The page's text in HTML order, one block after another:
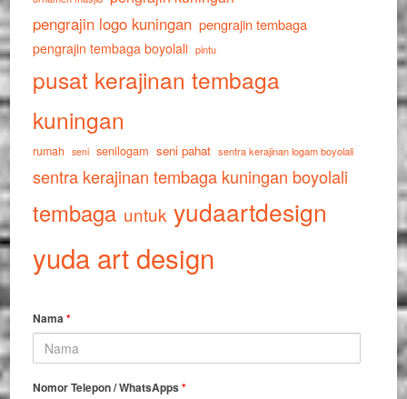
pengrajin logo kuningan pengrajin tembaga
pengrajin tembaga boyolali pintu
pusat kerajinan tembaga
kuningan
rumah seni senilogam seni pahat sentra kerajinan logam boyolali
sentra kerajinan tembaga kuningan boyolali
tembaga untuk yudaartdesign
yuda art design
Nama*
Nomor Telepon / WhatsApps*